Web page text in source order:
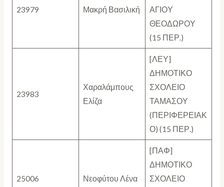
23979 Μακρή Βασιλική
ΑΓΙΟΥ
ΘΕΟΔΩΡΟΥ
(15 ΠΕΡ.)
23983
Χαραλάμπους
Ελίζα
[ΛΕΥ]
ΔΗΜΟΤΙΚΟ
ΣΧΟΛΕΙΟ
ΤΑΜΑΣΟΥ
(ΠΕΡΙΦΕΡΕΙΑΚ
Ο) (15 ΠΕΡ.)
25006 Νεοφύτου Λένα
[ΠΑΦ]
ΔΗΜΟΤΙΚΟ
ΣΧΟΛΕΙΟ